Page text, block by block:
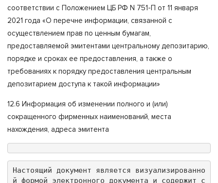
соответствии с Положением ЦБ РФ N 751-П от 11 января
2021 года «О перечне информации, связанной с
осуществлением прав по ценным бумагам,
предоставляемой эмитентами центральному депозитарию,
порядке и сроках ее предоставления, а также о
требованиях к порядку предоставления центральным
депозитарием доступа к такой информации»
12.6 Информация об изменении полного и (или)
сокращенного фирменных наименований, места
нахождения, адреса эмитента
Настоящий документ является визуализированно
й формой электронного документа и содержит с